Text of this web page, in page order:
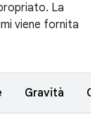
La
viene fornita
Gravità